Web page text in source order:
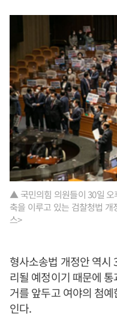
▲ 국민의힘 의원들이 30일 오
축을 이루고 있는 검찰청법
스>
형사소송법 개정안 역시
리될 예정이기 때문에
거를 앞두고 여야의 첨
인다.